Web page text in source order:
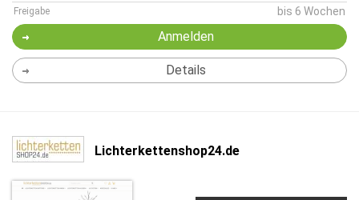
Freigabe bis 6 Wochen
Anmelden
Details
Lichterkettenshop24.de